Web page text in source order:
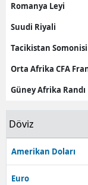
Romanya Leyi
Suudi Riyali
Tacikistan Somonisi
Orta Afrika CFA
Güney Afrika Randı
Döviz
Amerikan Doları
Euro